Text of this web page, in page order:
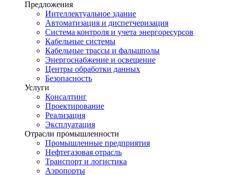
Предложения
Интеллектуальное здание
Автоматизация и диспетчеризация
Система контроля и учета энергоресурсов
Кабельные системы
Кабельные трассы и фальшполы
Энергоснабжение и освещение
Центры обработки данных
Безопасность
Услуги
Консалтинг
Проектирование
Реализация
Эксплуатация
Отрасли промышленности
Промышленные предприятия
Нефтегазовая отрасль
Транспорт и логистика
Аэропорты